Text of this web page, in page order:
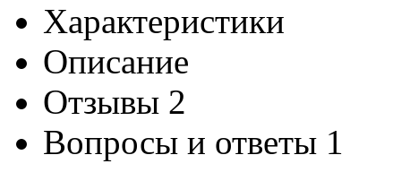
Характеристики
Описание
Отзывы 2
Вопросы и ответы 1